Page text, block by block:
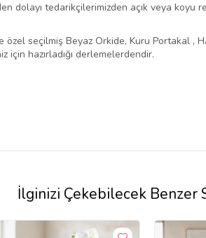
dolayı tedarikçilerimizden açık veya koyu
seçilmiş Beyaz Orkide, Kuru Portakal ,
için hazırladığı derlemelerdendir.
İlginizi Çekebilecek Benzer